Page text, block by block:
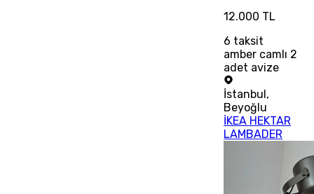
12.000 TL
6 taksit
amber camlı 2
adet avize
İstanbul ,
Beyoğlu
İKEA HEKTAR
LAMBADER